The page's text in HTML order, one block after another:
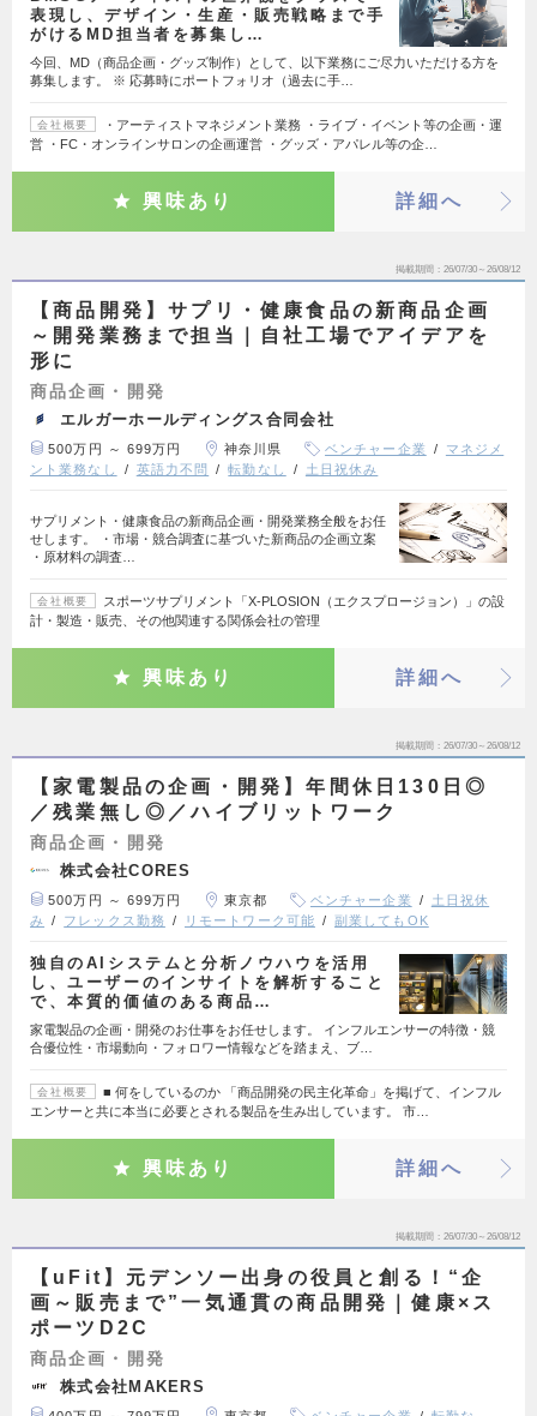
表現し、デザイン・生産・販売戦略まで手
がけるMD担当者を募集し…
今回、MD（商品企画・グッズ制作）として、以下業務にご尽力いただける方を
募集します。 ※ 応募時にポートフォリオ（過去に手…
会社概要
・アーティストマネジメント業務 ・ライブ・イベント等の企画・運
営 ・FC・オンラインサロンの企画運営 ・グッズ・アパレル等の企…
興味あり 詳細へ
掲載期間 26/07/30～26/08/12
【商品開発】サプリ・健康食品の新商品企画
～開発業務まで担当｜自社工場でアイデアを
形に
商品企画・開発
エルガーホールディングス合同会社
500万円 ～ 699万円 神奈川県 ベンチャー企業
マネジメ
ント業務なし
英語力不問 転勤なし 土日祝休み
サプリメント・健康食品の新商品企画・開発業務全般をお任
せします。 ・市場・競合調査に基づいた新商品の企画立案
・原材料の調査…
会社概要
スポーツサプリメント「X-PLOSION（エクスプロージョン）」の設
計・製造・販売、その他関連する関係会社の管理
興味あり 詳細へ
掲載期間 26/07/30～26/08/12
【家電製品の企画・開発】年間休日130日◎
／残業無し◎／ハイブリットワーク
商品企画・開発
株式会社CORES
500万円 ～ 699万円 東京都 ベンチャー企業
土日祝休
み
フレックス勤務 リモートワーク可能 副業してもOK
独自のAIシステムと分析ノウハウを活用
し、ユーザーのインサイトを解析すること
で、本質的価値のある商品…
家電製品の企画・開発のお仕事をお任せします。 インフルエンサーの特徴・競
合優位性・市場動向・フォロワー情報などを踏まえ、ブ…
会社概要
■ 何をしているのか 「商品開発の民主化革命」を掲げて、インフル
エンサーと共に本当に必要とされる製品を生み出しています。 市…
興味あり 詳細へ
掲載期間 26/07/30～26/08/12
【uFit】元デンソー出身の役員と創る！“企
画～販売まで”一気通貫の商品開発｜健康×ス
ポーツD2C
商品企画・開発
株式会社MAKERS